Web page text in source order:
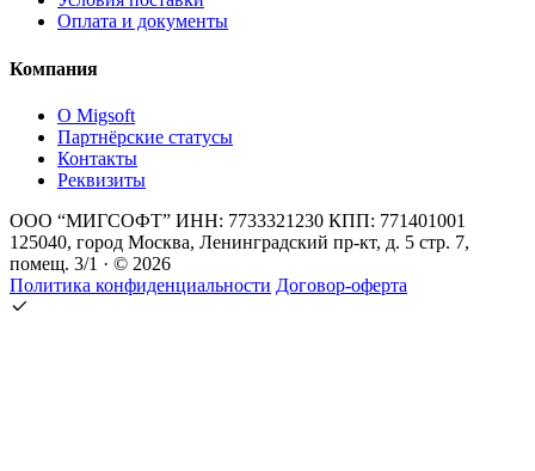
Оплата и документы
Компания
О Migsoft
Партнёрские статусы
Контакты
Реквизиты
ООО “МИГСОФТ” ИНН: 7733321230 КПП: 771401001
125040, город Москва, Ленинградский пр-кт, д. 5 стр. 7,
помещ. 3/1 · © 2026
Политика конфиденциальности Договор-оферта